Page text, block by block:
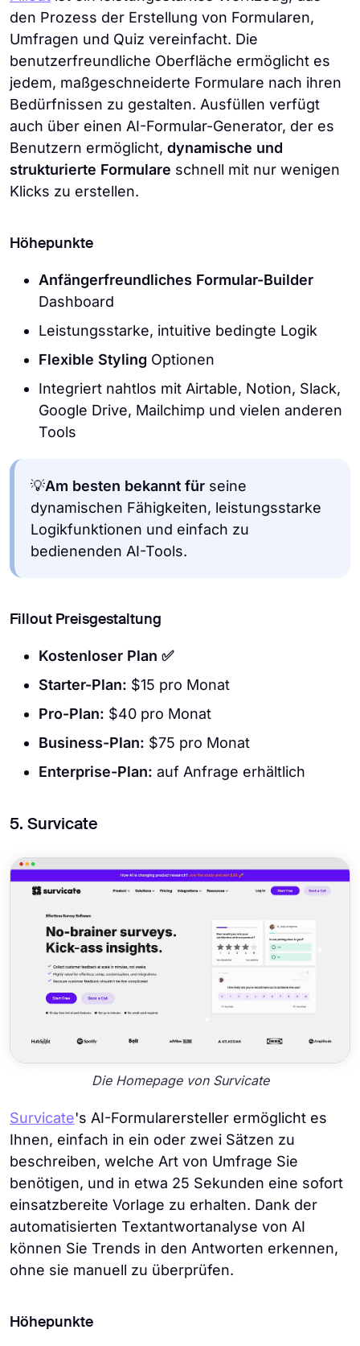
den Prozess der Erstellung von Formularen,
Umfragen und Quiz vereinfacht. Die
benutzerfreundliche Oberfläche ermöglicht es
jedem, maßgeschneiderte Formulare nach ihren
Bedürfnissen zu gestalten. Ausfüllen verfügt
auch über einen AI-Formular-Generator, der es
Benutzern ermöglicht, dynamische und
strukturierte Formulare schnell mit nur wenigen
Klicks zu erstellen.
Höhepunkte
Anfängerfreundliches Formular-Builder
Dashboard
Leistungsstarke, intuitive bedingte Logik
Flexible Styling Optionen
Integriert nahtlos mit Airtable, Notion, Slack,
Google Drive, Mailchimp und vielen anderen
Tools
💡Am besten bekannt für seine
dynamischen Fähigkeiten, leistungsstarke
Logikfunktionen und einfach zu
bedienenden AI-Tools.
Fillout Preisgestaltung
Kostenloser Plan ✅
Starter-Plan: $15 pro Monat
Pro-Plan: $40 pro Monat
Business-Plan: $75 pro Monat
Enterprise-Plan: auf Anfrage erhältlich
5. Survicate
Die Homepage von Survicate
Survicate's AI-Formularersteller ermöglicht es
Ihnen, einfach in ein oder zwei Sätzen zu
beschreiben, welche Art von Umfrage Sie
benötigen, und in etwa 25 Sekunden eine sofort
einsatzbereite Vorlage zu erhalten. Dank der
automatisierten Textantwortanalyse von AI
können Sie Trends in den Antworten erkennen,
ohne sie manuell zu überprüfen.
Höhepunkte